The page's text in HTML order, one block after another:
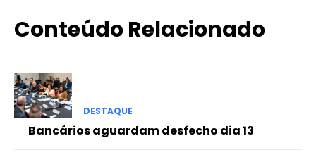
Conteúdo Relacionado
DESTAQUE
Bancários aguardam desfecho dia 13